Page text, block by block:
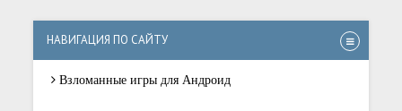
НАВИГАЦИЯ ПО САЙТУ
Взломанные игры для Андроид